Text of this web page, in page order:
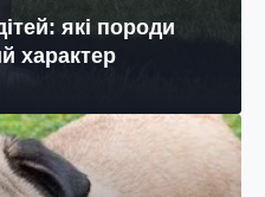
які породи
характер